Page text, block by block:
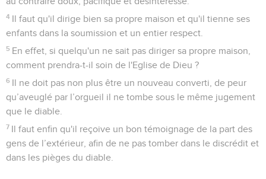
4 Il faut qu'il dirige bien sa propre maison et qu'il tienne ses
enfants dans la soumission et un entier respect.
5 En effet, si quelqu'un ne sait pas diriger sa propre maison,
comment prendra-t-il soin de l'Eglise de Dieu ?
6 Il ne doit pas non plus être un nouveau converti, de peur
qu’aveuglé par l’orgueil il ne tombe sous le même jugement
que le diable.
7 Il faut enfin qu'il reçoive un bon témoignage de la part des
gens de l’extérieur, afin de ne pas tomber dans le discrédit et
dans les pièges du diable.